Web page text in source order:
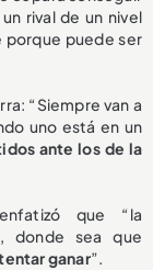
rival de un nivel
porque puede ser
“Siempre van a
uno está en un
ante los de la
que “la
donde sea que
ganar”.